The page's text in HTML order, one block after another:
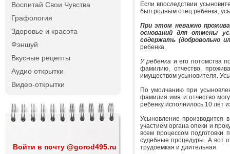
Воспитай Свои Чувства
Графология
Здоровье и красота
Фэншуй
Вкусные рецепты
Аудио открытки
Видео-открытки
Войти в почту @gorod495.ru
Если впоследствии
был родным отец ребенка,
При этом неважно
оснований для отмены
содержать (добровольно
ребенка.
У ребенка и его потомства
фамилию, отчество,
имуществом усыновителя.
По умолчанию при
фамилия имя и отчество
ребенку исполнилось 10 лет
Усыновление производится
участием органа опеки и
всем процессом подготовки
судебные процедуры. А вот
трудоемкая и длительная.